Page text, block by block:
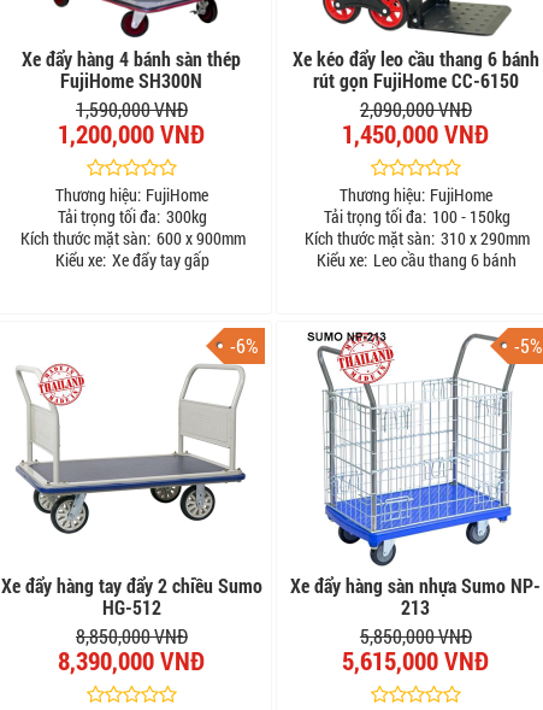
Xe đẩy hàng 4 bánh sàn thép
FujiHome SH300N
1,590,000 VNĐ
1,200,000 VNĐ
Thương hiệu: FujiHome
Tải trọng tối đa: 300kg
Kích thước mặt sàn: 600 x 900mm
Kiểu xe: Xe đẩy tay gấp
Xe kéo đẩy leo cầu thang 6 bánh
rút gọn FujiHome CC-6150
2,090,000 VNĐ
1,450,000 VNĐ
Thương hiệu: FujiHome
Tải trọng tối đa: 100 - 150kg
Kích thước mặt sàn: 310 x 290mm
Kiểu xe: Leo cầu thang 6 bánh
-6%
Xe đẩy hàng tay đẩy 2 chiều Sumo
HG-512
8,850,000 VNĐ
8,390,000 VNĐ
-5%
Xe đẩy hàng sàn nhựa Sumo NP-
213
5,850,000 VNĐ
5,615,000 VNĐ